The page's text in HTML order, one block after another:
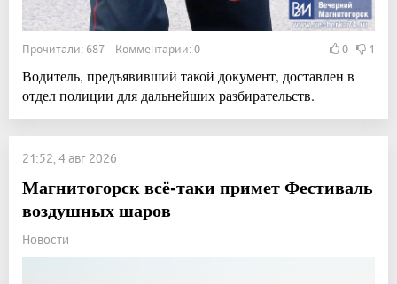
Прочитали: 687 Комментарии: 0 0 1
Водитель, предъявивший такой документ, доставлен в
отдел полиции для дальнейших разбирательств.
21:52, 4 авг 2026
Магнитогорск всё-таки примет Фестиваль
воздушных шаров
Новости